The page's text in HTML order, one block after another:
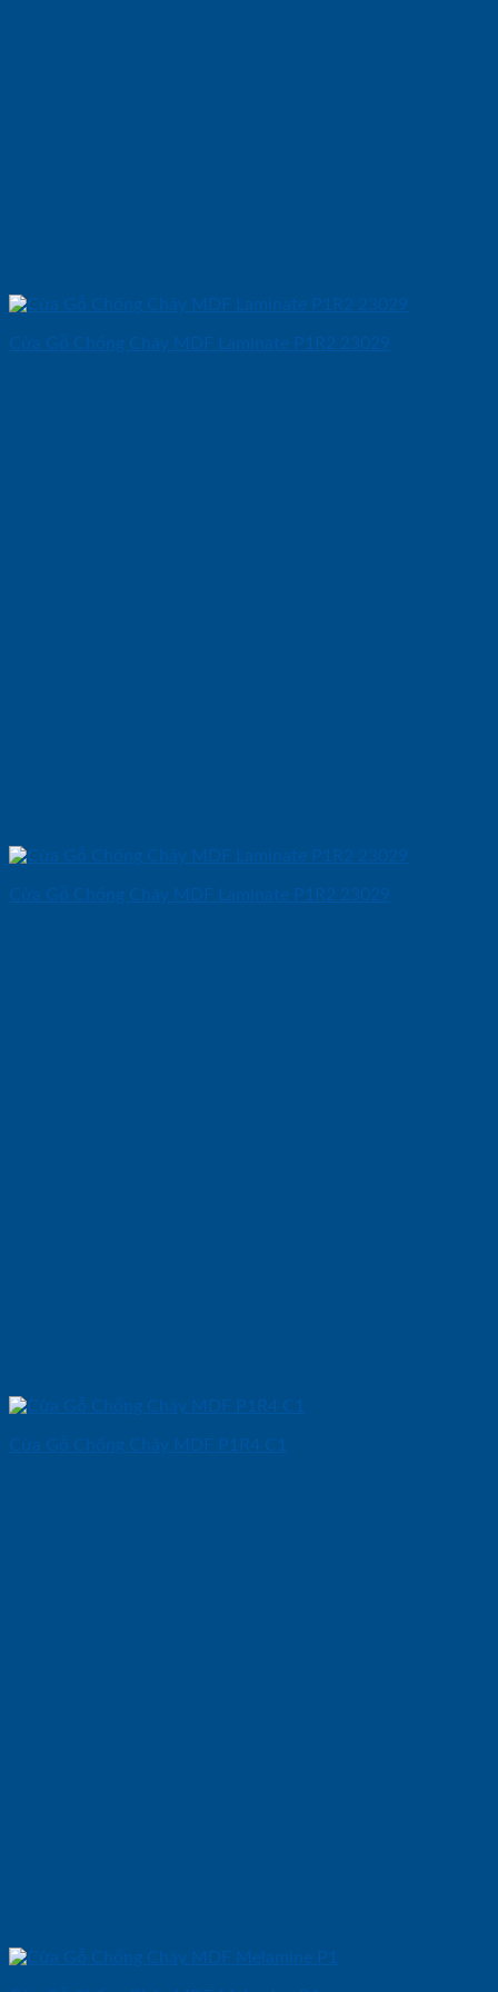
Cửa Gỗ Chống Cháy MDF Laminate P1R2 23029
Cửa Gỗ Chống Cháy MDF Laminate P1R2 23029
Cửa Gỗ Chống Cháy MDF P1R4 C1